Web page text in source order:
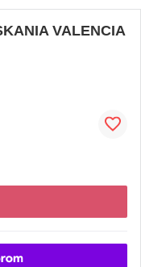
VALENCIA